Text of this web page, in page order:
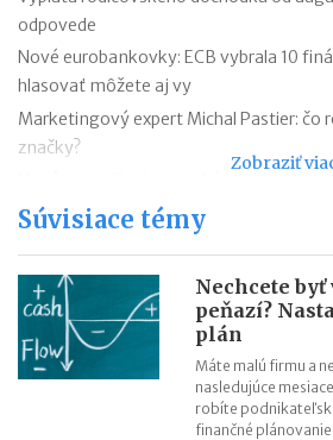
odpovede
Nové eurobankovky: ECB vybrala 10
hlasovať môžete aj vy
Marketingový expert Michal Pastier: čo
značky?
hodnotení pracovných miest
Kontroly odpočtu DPH pri autách na
Kontroly influencerov a tvorcov
správa sa zameria na ich príjmy
Zmeny v e-faktúre: štát ju opravuje
VÚB mení podmienky firemných
Mýty o dôchodkovej prognóze a
Zobraziť
Súvisiace témy
Nechcete
peňazí?
plán
Máte malú firmu a
nasledujúce
robíte
finančné